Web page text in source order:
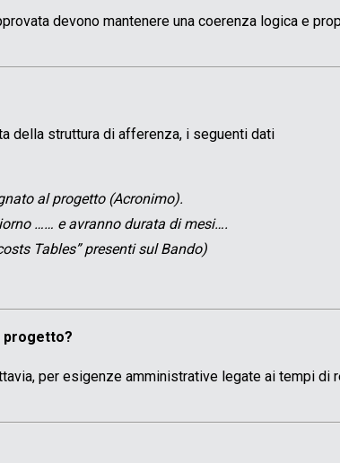
devono mantenere una coerenza logica e
della struttura di afferenza, i seguenti dati
al progetto (Acronimo).
…… e avranno durata di mesi….
Tables” presenti sul Bando)
progetto?
per esigenze amministrative legate ai tempi